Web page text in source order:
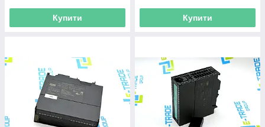
Купити Купити